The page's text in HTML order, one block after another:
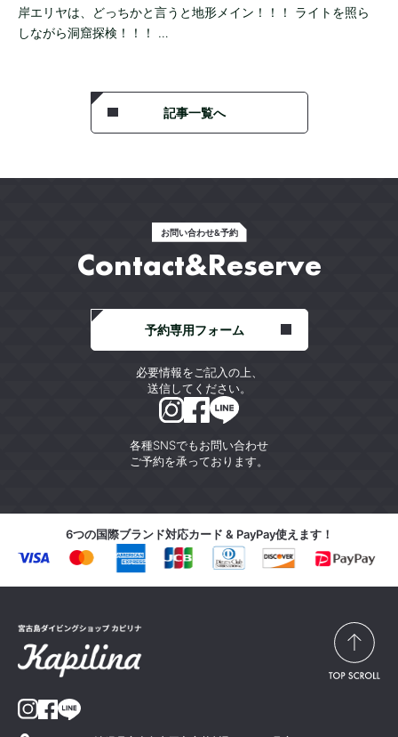
岸エリヤは、どっちかと言うと地形メイン！！！ ライトを照ら
しながら洞窟探検！！！ …
記事一覧へ
お問い合わせ&予約
Contact&Reserve
各種SNSでもお問い合わせ
ご予約を承っております。
予約専用フォーム
必要情報をご記入の上、
送信してください。
6つの国際ブランド対応カード & PayPay使えます！